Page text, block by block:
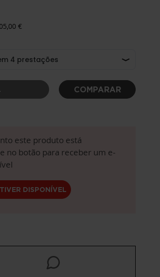
€
COMPARAR
este produto está
no botão para receber um e-
DISPONÍVEL